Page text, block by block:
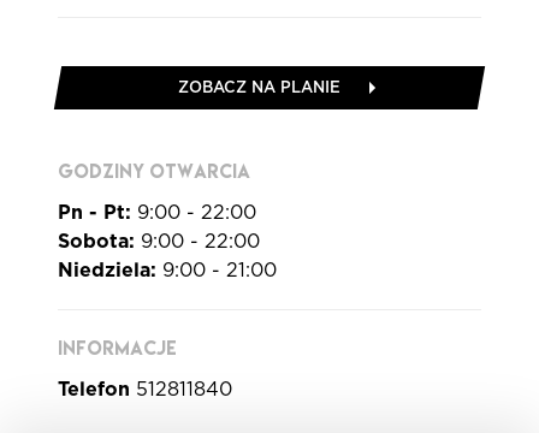
ZOBACZ NA PLANIE
GODZINY OTWARCIA
Pn - Pt: 9:00 - 22:00
Sobota: 9:00 - 22:00
Niedziela: 9:00 - 21:00
INFORMACJE
Telefon 512811840